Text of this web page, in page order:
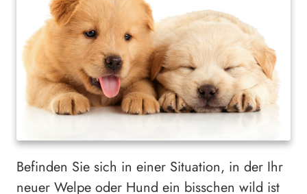
Befinden Sie sich in einer Situation, in der Ihr
neuer Welpe oder Hund ein bisschen wild ist